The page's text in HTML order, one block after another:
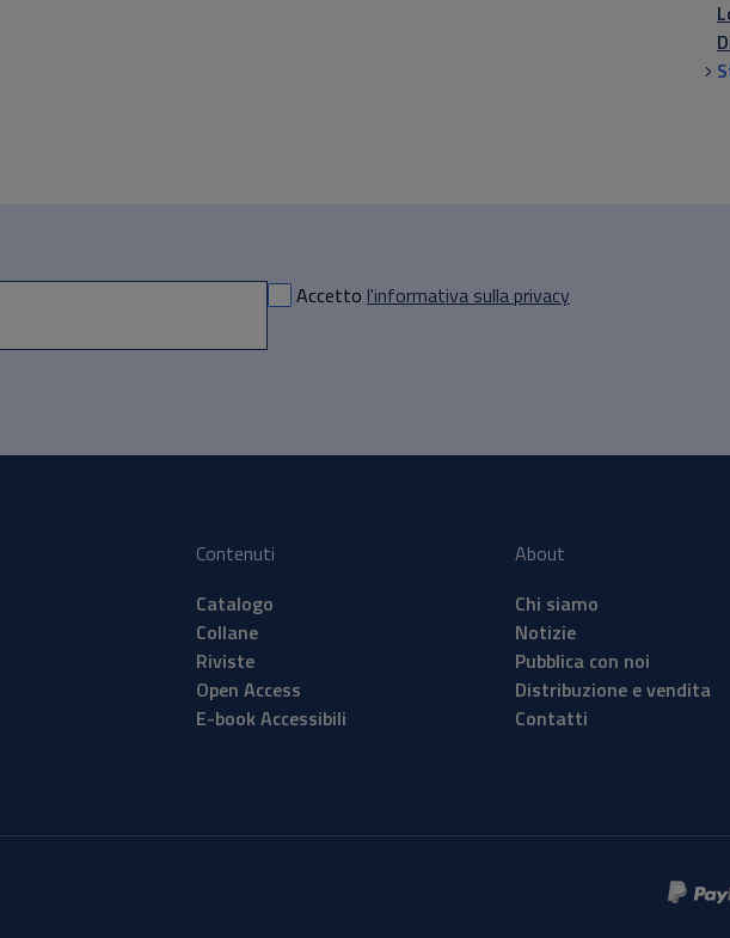
Accetto l'informativa sulla privacy
Contenuti
Catalogo
Collane
Riviste
Open Access
E-book Accessibili
About
Chi siamo
Notizie
Pubblica con noi
Distribuzione e vendita
Contatti